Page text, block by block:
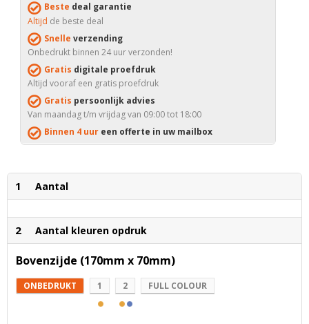
Beste deal garantie
Altijd de beste deal
Snelle verzending
Onbedrukt binnen 24 uur verzonden!
Gratis digitale proefdruk
Altijd vooraf een gratis proefdruk
Gratis persoonlijk advies
Van maandag t/m vrijdag van 09:00 tot 18:00
Binnen 4 uur een offerte in uw mailbox
1 Aantal
2 Aantal kleuren opdruk
Bovenzijde (170mm x 70mm)
ONBEDRUKT 1 2 FULL COLOUR